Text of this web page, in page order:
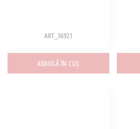
ART_36921
ADAUGĂ ÎN COȘ